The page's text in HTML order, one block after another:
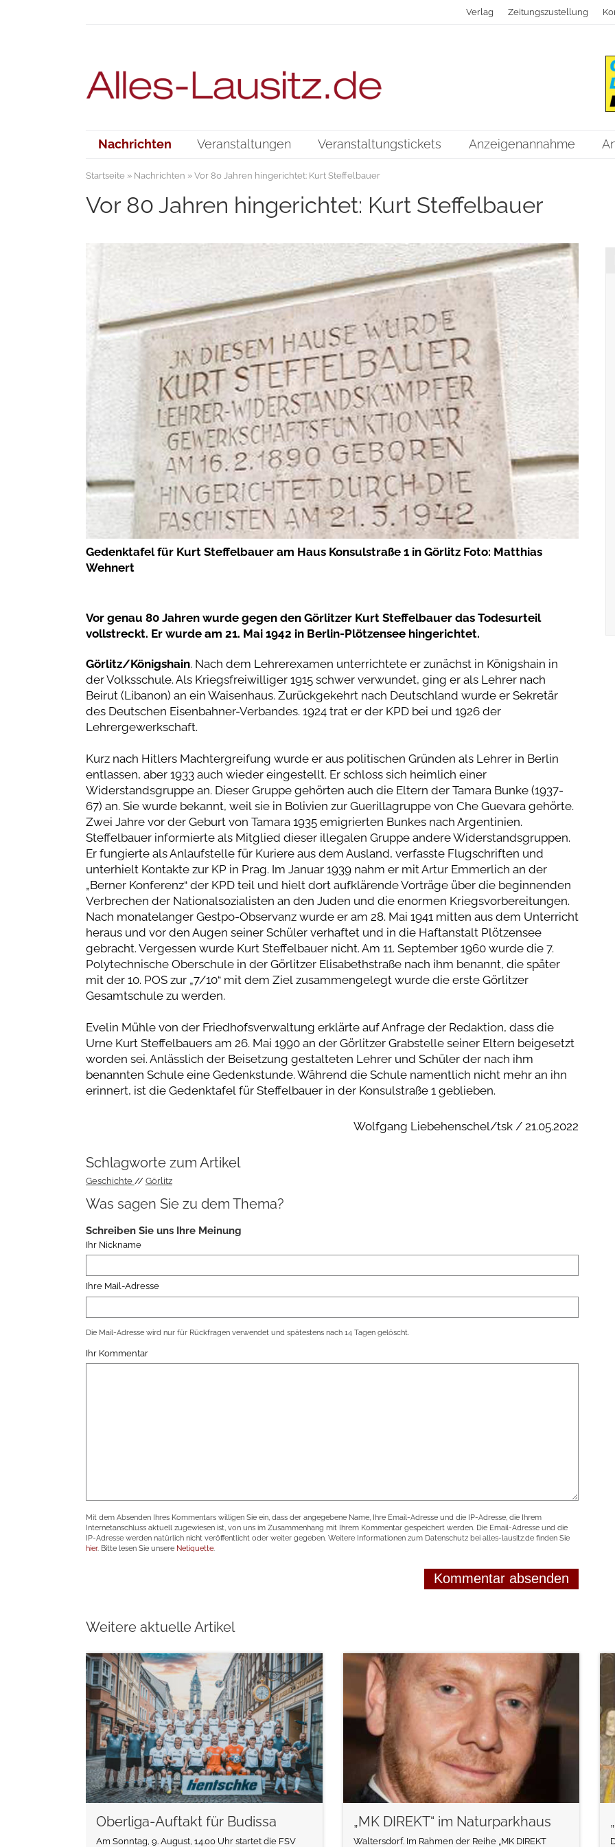
Verlag Zeitungszustellung
Nachrichten Veranstaltungen Veranstaltungstickets Anzeigenannahme
Startseite» Nachrichten » Vor 80 Jahren hingerichtet: Kurt Steffelbauer
Vor 80 Jahren hingerichtet: Kurt Steffelbauer
Gedenktafel für Kurt Steffelbauer am Haus Konsulstraße 1 in Görlitz Foto: Matthias
Wehnert
Vor genau 80 Jahren wurde gegen den Görlitzer Kurt Steffelbauer das Todesurteil
vollstreckt. Er wurde am 21. Mai 1942 in Berlin-Plötzensee hingerichtet.
Görlitz/Königshain. Nach dem Lehrerexamen unterrichtete er zunächst in Königshain in
der Volksschule. Als Kriegsfreiwilliger 1915 schwer verwundet, ging er als Lehrer nach
Beirut (Libanon) an ein Waisenhaus. Zurückgekehrt nach Deutschland wurde er Sekretär
des Deutschen Eisenbahner-Verbandes. 1924 trat er der KPD bei und 1926 der
Lehrergewerkschaft.
Kurz nach Hitlers Machtergreifung wurde er aus politischen Gründen als Lehrer in Berlin
entlassen, aber 1933 auch wieder eingestellt. Er schloss sich heimlich einer
Widerstandsgruppe an. Dieser Gruppe gehörten auch die Eltern der Tamara Bunke (1937-
67) an. Sie wurde bekannt, weil sie in Bolivien zur Guerillagruppe von Che Guevara gehörte.
Zwei Jahre vor der Geburt von Tamara 1935 emigrierten Bunkes nach Argentinien.
Steffelbauer informierte als Mitglied dieser illegalen Gruppe andere Widerstandsgruppen.
Er fungierte als Anlaufstelle für Kuriere aus dem Ausland, verfasste Flugschriften und
unterhielt Kontakte zur KP in Prag. Im Januar 1939 nahm er mit Artur Emmerlich an der
„Berner Konferenz“ der KPD teil und hielt dort aufklärende Vorträge über die beginnenden
Verbrechen der Nationalsozialisten an den Juden und die enormen Kriegsvorbereitungen.
Nach monatelanger Gestpo-Observanz wurde er am 28. Mai 1941 mitten aus dem Unterricht
heraus und vor den Augen seiner Schüler verhaftet und in die Haftanstalt Plötzensee
gebracht. Vergessen wurde Kurt Steffelbauer nicht. Am 11. September 1960 wurde die 7.
Polytechnische Oberschule in der Görlitzer Elisabethstraße nach ihm benannt, die später
mit der 10. POS zur „7/10“ mit dem Ziel zusammengelegt wurde die erste Görlitzer
Gesamtschule zu werden.
Evelin Mühle von der Friedhofsverwaltung erklärte auf Anfrage der Redaktion, dass die
Urne Kurt Steffelbauers am 26. Mai 1990 an der Görlitzer Grabstelle seiner Eltern beigesetzt
worden sei. Anlässlich der Beisetzung gestalteten Lehrer und Schüler der nach ihm
benannten Schule eine Gedenkstunde. Während die Schule namentlich nicht mehr an ihn
erinnert, ist die Gedenktafel für Steffelbauer in der Konsulstraße 1 geblieben.
Wolfgang Liebehenschel/tsk / 21.05.2022
Schlagworte zum Artikel
Geschichte Görlitz
Was sagen Sie zu dem Thema?
Schreiben Sie uns Ihre Meinung
Ihr Nickname
Ihre Mail-Adresse
Die Mail-Adresse wird nur für Rückfragen verwendet und spätestens nach 14 Tagen gelöscht.
Ihr Kommentar
Mit dem Absenden Ihres Kommentars willigen Sie ein, dass der angegebene Name, Ihre Email-Adresse und die IP-Adresse, die Ihrem
Internetanschluss aktuell zugewiesen ist, von uns im Zusammenhang mit Ihrem Kommentar gespeichert werden. Die Email-Adresse und die
IP-Adresse werden natürlich nicht veröffentlicht oder weiter gegeben. Weitere Informationen zum Datenschutz bei alles-lausitz.de finden Sie
hier. Bitte lesen Sie unsere Netiquette.
Weitere aktuelle Artikel
Oberliga-Auftakt für Budissa
Am Sonntag, 9. August, 14.00 Uhr startet die FSV
weiterlesen
„MK DIREKT“ im Naturparkhaus
Waltersdorf. Im Rahmen der Reihe „MK DIREKT
weiterlesen